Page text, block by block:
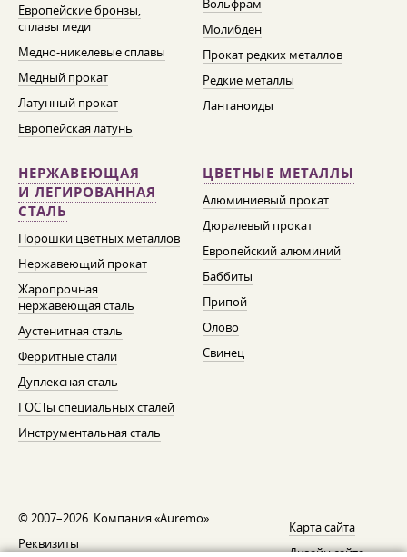
Европейские бронзы,
сплавы меди
Медно-никелевые сплавы
Медный прокат
Латунный прокат
Европейская латунь
Вольфрам
Молибден
Прокат редких металлов
Редкие металлы
Лантаноиды
НЕРЖАВЕЮЩАЯ
И ЛЕГИРОВАННАЯ
СТАЛЬ
Порошки цветных металлов
Нержавеющий прокат
Жаропрочная
нержавеющая сталь
Аустенитная сталь
Ферритные стали
Дуплексная сталь
ГОСТы специальных сталей
Инструментальная сталь
ЦВЕТНЫЕ МЕТАЛЛЫ
Алюминиевый прокат
Дюралевый прокат
Европейский алюминий
Баббиты
Припой
Олово
Свинец
© 2007–2026. Компания «Auremo».
Реквизиты
Карта сайта
Дизайн сайта —